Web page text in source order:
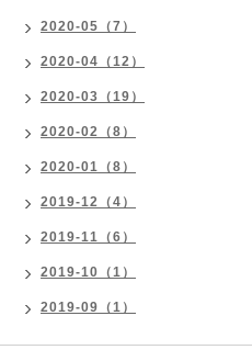
2020-05（7）
2020-04（12）
2020-03（19）
2020-02（8）
2020-01（8）
2019-12（4）
2019-11（6）
2019-10（1）
2019-09（1）